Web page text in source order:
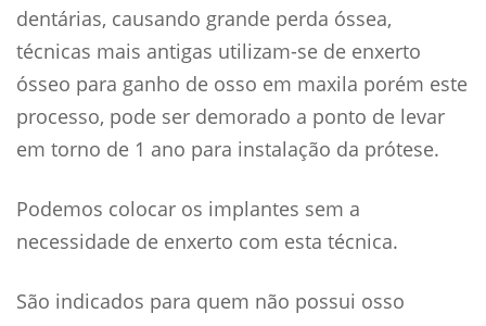
dentárias, causando grande perda óssea,
técnicas mais antigas utilizam-se de enxerto
ósseo para ganho de osso em maxila porém este
processo, pode ser demorado a ponto de levar
em torno de 1 ano para instalação da prótese.
Podemos colocar os implantes sem a
necessidade de enxerto com esta técnica.
São indicados para quem não possui osso